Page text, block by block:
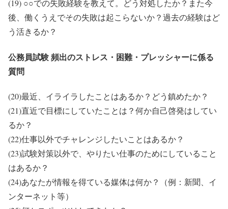
(19) ○○での失敗経験を教えて。どう対処したか？また今
後、働くうえでその失敗は起こらないか？過去の経験はど
う活きるか？
公務員試験 頻出のストレス・困難・プレッシャーに係る
質問
(20)最近、イライラしたことはあるか？どう鎮めたか？
(21)直近で目標にしていたことは？何か自己啓発はしてい
るか？
(22)仕事以外でチャレンジしたいことはあるか？
(23)試験対策以外で、やりたい仕事のためにしていること
はあるか？
(24)あなたが情報を得ている媒体は何か？（例：新聞、イ
ンターネット等）